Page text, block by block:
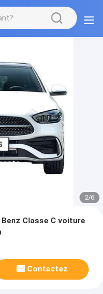
2/6
Classe C voiture
Contactez